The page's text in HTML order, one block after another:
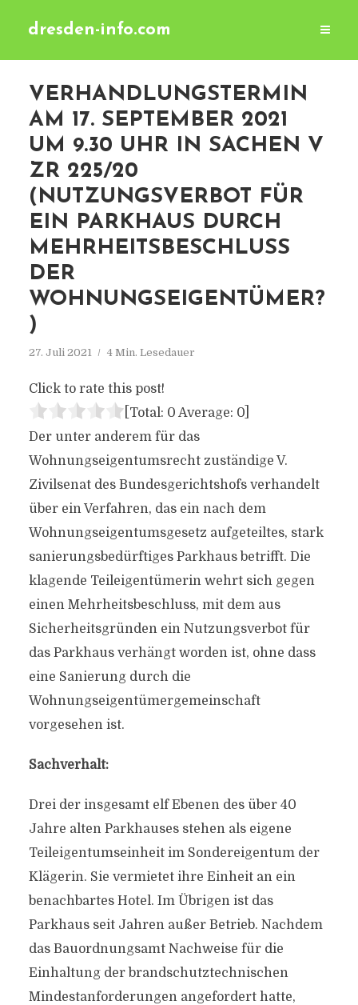
dresden-info.com
VERHANDLUNGSTERMIN
AM 17. SEPTEMBER 2021
UM 9.30 UHR IN SACHEN V
ZR 225/20
(NUTZUNGSVERBOT FÜR
EIN PARKHAUS DURCH
MEHRHEITSBESCHLUSS
DER
WOHNUNGSEIGENTÜMER?
)
27. Juli 2021 4 Min. Lesedauer
Click to rate this post!
[Total: 0 Average: 0]
Der unter anderem für das
Wohnungseigentumsrecht zuständige V.
Zivilsenat des Bundesgerichtshofs verhandelt
über ein Verfahren, das ein nach dem
Wohnungseigentumsgesetz aufgeteiltes, stark
sanierungsbedürftiges Parkhaus betrifft. Die
klagende Teileigentümerin wehrt sich gegen
einen Mehrheitsbeschluss, mit dem aus
Sicherheitsgründen ein Nutzungsverbot für
das Parkhaus verhängt worden ist, ohne dass
eine Sanierung durch die
Wohnungseigentümergemeinschaft
vorgesehen ist.
Sachverhalt:
Drei der insgesamt elf Ebenen des über 40
Jahre alten Parkhauses stehen als eigene
Teileigentumseinheit im Sondereigentum der
Klägerin. Sie vermietet ihre Einheit an ein
benachbartes Hotel. Im Übrigen ist das
Parkhaus seit Jahren außer Betrieb. Nachdem
das Bauordnungsamt Nachweise für die
Einhaltung der brandschutztechnischen
Mindestanforderungen angefordert hatte,